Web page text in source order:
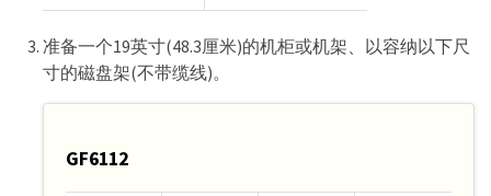
准备一个19英寸(48.3厘米)的机柜或机架、以容纳以下尺
寸的磁盘架(不带缆线)。
GF6112